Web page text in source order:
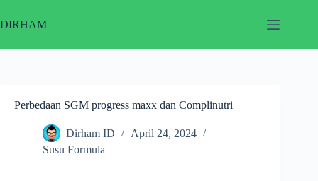
to
content
DIRHAM
Perbedaan SGM progress maxx dan Complinutri
Dirham ID
April 24, 2024
Susu Formula